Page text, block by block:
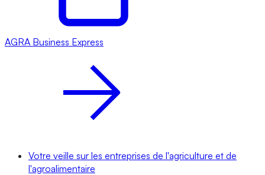
AGRA Business Express
Votre veille sur les entreprises de l'agriculture et de
l'agroalimentaire